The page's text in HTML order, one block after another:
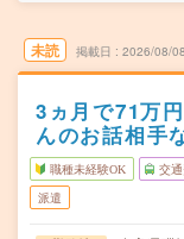
未読 掲載日 2026/08/08
3ヵ月で71万
んのお話相手
職種未経験OK 交
派遣